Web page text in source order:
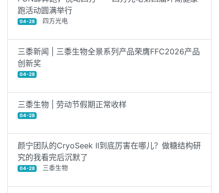
跑活动圆满举行
04-28 四方光电
三黍新闻 | 三黍生物全景系列产品荣膺FFC2026产品
创新奖
04-28
三黍生物 | 劳动节假期正常收样
04-28
颜宁团队的CryoSeek II到底厉害在哪儿？做糖结构研
究的我看完后沉默了
04-28 三黍生物